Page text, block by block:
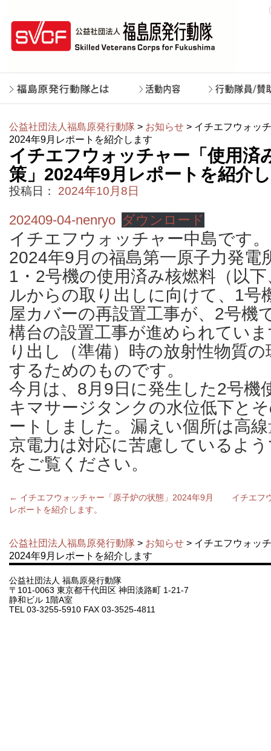
公益社団法人福島原発行動隊 > お知らせ > イチエフウォッ
2024年9月レポートを紹介します
イチエフウォッチャー「使用済
策」2024年9月レポートを紹介
投稿日： 2024年10月8日
202409-04-nenryo ダウンロード
イチエフウォッチャー中島です。
2024年9月の福島第一原子力発電
1・2号機の使用済み核燃料（以
ルからの取り出しに向けて、1号
屋カバーの再設置工事が、2号機
構台の設置工事が進められてい
り出し（準備）時の放射性物質
するためのものです。
今月は、8月9日に発生した2号機
キマサージタンクの水位低下と
ートしました。漏えい個所は高
京電力は対応に苦慮しているよ
をご覧ください。
← イチエフウォッチャー「原子炉の状態」2024年9月
レポートを紹介します。
イチエフ
公益社団法人福島原発行動隊 > お知らせ > イチエフウォッ
2024年9月レポートを紹介します
公益社団法人 福島原発行動隊
〒101-0063 東京都千代田区 神田淡路町 1-21-7
静和ビル 1階A室
TEL 03-3255-5910 FAX 03-3525-4811